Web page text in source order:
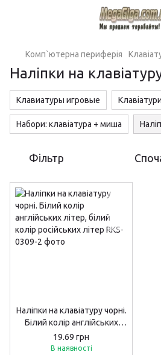
Комп`ютерна периферія
Наліпки на
Клавиатуры игровые
Набори: клавіатура + миша
Фільтр
Наліпки на клавіатуру чорні.
Білий колір англійських
літер, білий колір
російських літер
19.69 грн
В наявності